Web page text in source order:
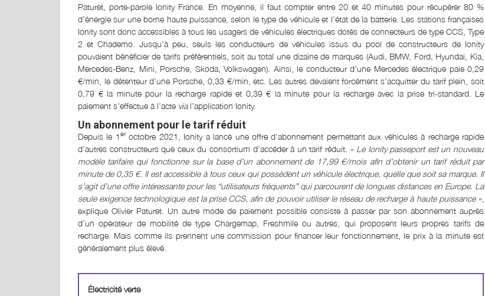
Paturet, porte-parole Ionity France. En moyenne, il faut compter entre 20 et 40 minutes pour récupérer 80 %
d’énergie sur une borne haute puissance, selon le type de véhicule et l’état de la batterie. Les stations françaises
Ionity sont donc accessibles à tous les usagers de véhicules électriques dotés de connecteurs de type CCS, Type
2 et Chademo. Jusqu’à peu, seuls les conducteurs de véhicules issus du pool de constructeurs de Ionity
pouvaient bénéficier de tarifs préférentiels, soit au total une dizaine de marques (Audi, BMW, Ford, Hyundai, Kia,
Mercedes-Benz, Mini, Porsche, Skoda, Volkswagen). Ainsi, le conducteur d’une Mercedes électrique paie 0,29
€/min, le détenteur d’une Porsche, 0,33 €/min, etc. Les autres devaient forcément s’acquitter du tarif plein, soit
0,79 € la minute pour la recharge rapide et 0,39 € la minute pour la recharge avec la prise tri-standard. Le
paiement s’effectue à l’acte vial’application Ionity.
Un abonnement pour le tarif réduit
Depuis le 1 eroctobre 2021, Ionity a lancé une offre d’abonnement permettant aux véhicules à recharge rapide
d’autres constructeurs que ceux du consortium d’accéder à un tarif réduit. « Le Ionity passeport est un nouveau
modèle tarifaire qui fonctionne sur la base d’un abonnement de 17,99 €/mois afin d’obtenir un tarif réduit par
minute de 0,35 €. Il est accessible à tous ceux qui possèdent un véhicule électrique, quelle que soit sa marque. Il
s’agit d’une offre intéressante pour les “utilisateurs fréquents” qui parcourent de longues distances en Europe. La
seule exigence technologique est la prise CCS, afin de pouvoir utiliser le réseau de recharge à haute puissance »
explique Olivier Paturet. Un autre mode de paiement possible consiste à passer par son abonnement auprès
d’un opérateur de mobilité de type Chargemap, Freshmile ou autres, qui proposent leurs propres tarifs de
recharge. Mais comme ils prennent une commission pour financer leur fonctionnement, le prix à la minute est
généralement plus élevé.
Électricité verte